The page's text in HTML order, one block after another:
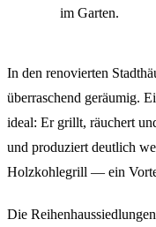
im Garten.
In den renovierten
überraschend geräumig.
ideal: Er grillt, räuchert
und produziert deutlich
Holzkohlegrill — ein
Die